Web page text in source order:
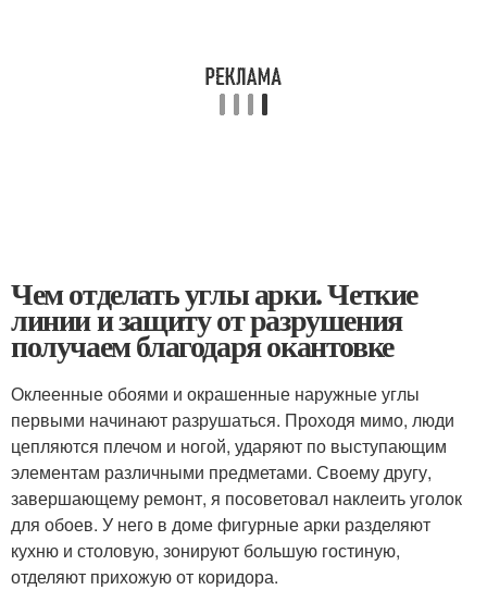
Чем отделать углы арки. Четкие
линии и защиту от разрушения
получаем благодаря окантовке
Оклеенные обоями и окрашенные наружные углы
первыми начинают разрушаться. Проходя мимо, люди
цепляются плечом и ногой, ударяют по выступающим
элементам различными предметами. Своему другу,
завершающему ремонт, я посоветовал наклеить уголок
для обоев. У него в доме фигурные арки разделяют
кухню и столовую, зонируют большую гостиную,
отделяют прихожую от коридора.